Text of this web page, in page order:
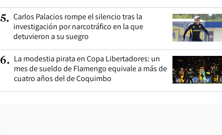
5. Carlos Palacios rompe el silencio tras la
investigación por narcotráfico en la que
detuvieron a su suegro
6. La modestia pirata en Copa Libertadores: un
mes de sueldo de Flamengo equivale a más de
cuatro años del de Coquimbo